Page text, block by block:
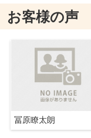
お客様の声
冨原瞭太朗